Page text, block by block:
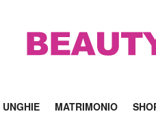
UNGHIE MATRIMONIO